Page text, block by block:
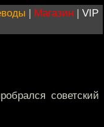
| Магазин | VIP
советский